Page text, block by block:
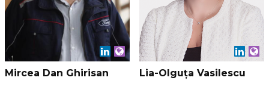
Mircea Dan Ghirisan Lia-Olguța Vasilescu